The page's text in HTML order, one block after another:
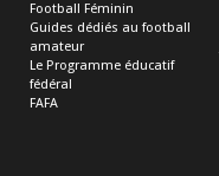
Football Féminin
Guides dédiés au football
amateur
Le Programme éducatif
fédéral
FAFA